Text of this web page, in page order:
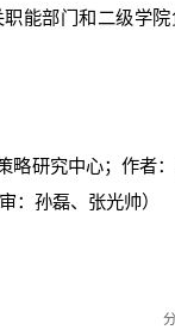
能部门和二级学
略研究中心；作者
：孙磊、张光帅）